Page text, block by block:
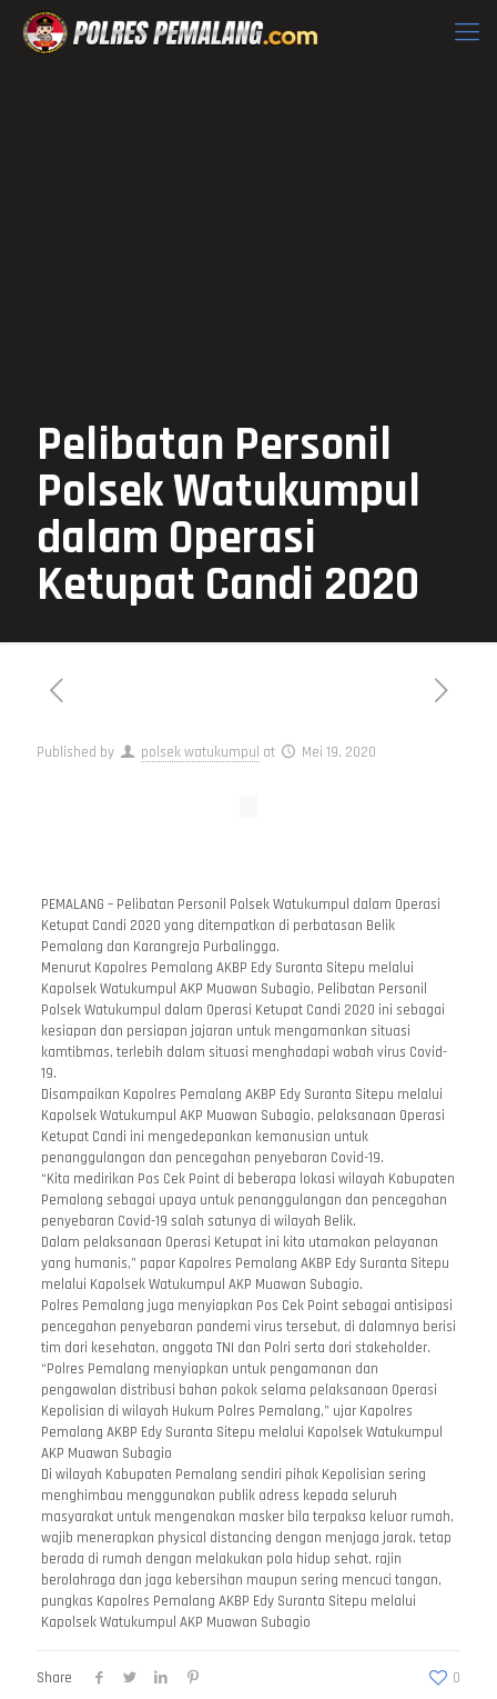
Pelibatan Personil
Polsek Watukumpul
dalam Operasi
Ketupat Candi 2020
Published by polsek watukumpul at Mei 19, 2020
PEMALANG – Pelibatan Personil Polsek Watukumpul dalam Operasi
Ketupat Candi 2020 yang ditempatkan di perbatasan Belik
Pemalang dan Karangreja Purbalingga.
Menurut Kapolres Pemalang AKBP Edy Suranta Sitepu melalui
Kapolsek Watukumpul AKP Muawan Subagio, Pelibatan Personil
Polsek Watukumpul dalam Operasi Ketupat Candi 2020 ini sebagai
kesiapan dan persiapan jajaran untuk mengamankan situasi
kamtibmas, terlebih dalam situasi menghadapi wabah virus Covid-
19.
Disampaikan Kapolres Pemalang AKBP Edy Suranta Sitepu melalui
Kapolsek Watukumpul AKP Muawan Subagio, pelaksanaan Operasi
Ketupat Candi ini mengedepankan kemanusian untuk
penanggulangan dan pencegahan penyebaran Covid-19.
“Kita medirikan Pos Cek Point di beberapa lokasi wilayah Kabupaten
Pemalang sebagai upaya untuk penanggulangan dan pencegahan
penyebaran Covid-19 salah satunya di wilayah Belik.
Dalam pelaksanaan Operasi Ketupat ini kita utamakan pelayanan
yang humanis,” papar Kapolres Pemalang AKBP Edy Suranta Sitepu
melalui Kapolsek Watukumpul AKP Muawan Subagio.
Polres Pemalang juga menyiapkan Pos Cek Point sebagai antisipasi
pencegahan penyebaran pandemi virus tersebut, di dalamnya berisi
tim dari kesehatan, anggota TNI dan Polri serta dari stakeholder.
“Polres Pemalang menyiapkan untuk pengamanan dan
pengawalan distribusi bahan pokok selama pelaksanaan Operasi
Kepolisian di wilayah Hukum Polres Pemalang,” ujar Kapolres
Pemalang AKBP Edy Suranta Sitepu melalui Kapolsek Watukumpul
AKP Muawan Subagio
Di wilayah Kabupaten Pemalang sendiri pihak Kepolisian sering
menghimbau menggunakan publik adress kepada seluruh
masyarakat untuk mengenakan masker bila terpaksa keluar rumah,
wajib menerapkan physical distancing dengan menjaga jarak, tetap
berada di rumah dengan melakukan pola hidup sehat, rajin
berolahraga dan jaga kebersihan maupun sering mencuci tangan,
pungkas Kapolres Pemalang AKBP Edy Suranta Sitepu melalui
Kapolsek Watukumpul AKP Muawan Subagio
Share 0